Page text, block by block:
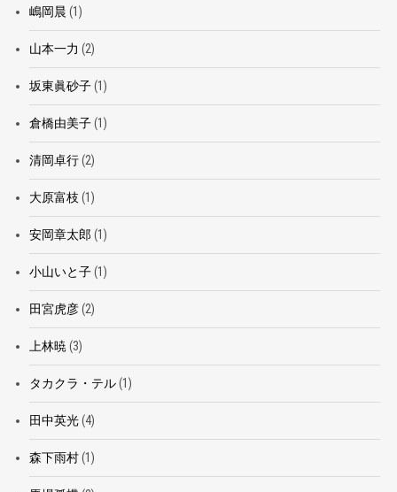
嶋岡晨 (1)
山本一力 (2)
坂東眞砂子(1)
倉橋由美子(1)
清岡卓行(2)
大原富枝 (1)
安岡章太郎 (1)
小山いと子(1)
田宮虎彦(2)
上林暁 (3)
タカクラ・テル(1)
田中英光(4)
森下雨村(1)